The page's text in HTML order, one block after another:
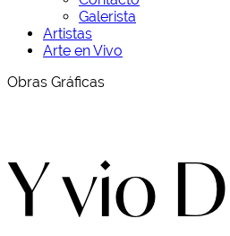
Galerista
Artistas
Arte en Vivo
Obras Gráficas
Y vio